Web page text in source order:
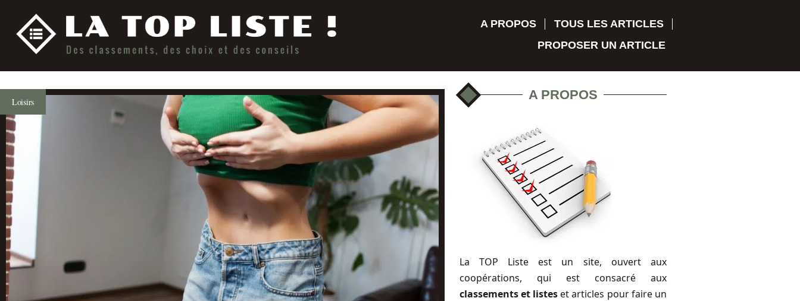
A PROPOS
TOUS LES ARTICLES
PROPOSER UN ARTICLE
Loisirs A PROPOS
La TOP Liste est un site, ouvert aux
coopérations, qui est consacré aux
classements et listeset articles pour faire un